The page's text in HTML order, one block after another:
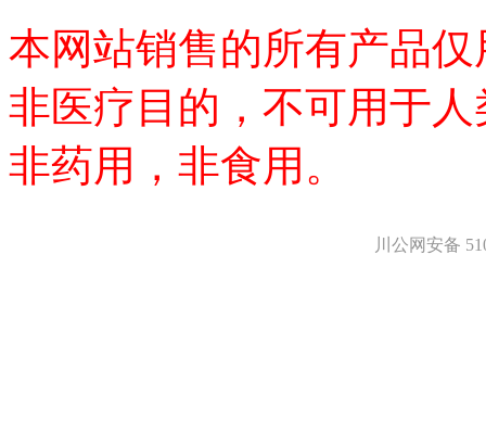
本网站销售的所有产品
非医疗目的，不可用于
非药用，非食用。
川公网安备